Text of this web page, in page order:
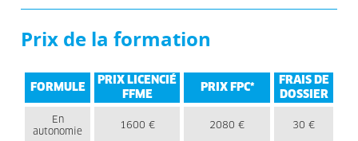
Prix de la formation
FORMULE
PRIX LICENCIÉ
FFME
PRIX FPC*
FRAIS DE
DOSSIER
En
autonomie
1600 € 2080 € 30 €